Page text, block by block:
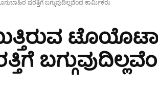
ಷರತ್ತಿಗೆ ಬಗ್ಗುವುದಿಲ್ಲವೆಂದ ಕಾರ್ಮಿಕರು